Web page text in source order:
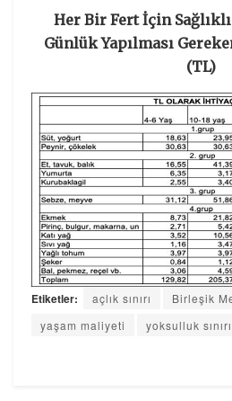
Her Bir Fert İçin
Günlük Yapılması
(TL)
Etiketler: açlık sınırı Birleşik
yaşam maliyeti
yoksulluk sınırı